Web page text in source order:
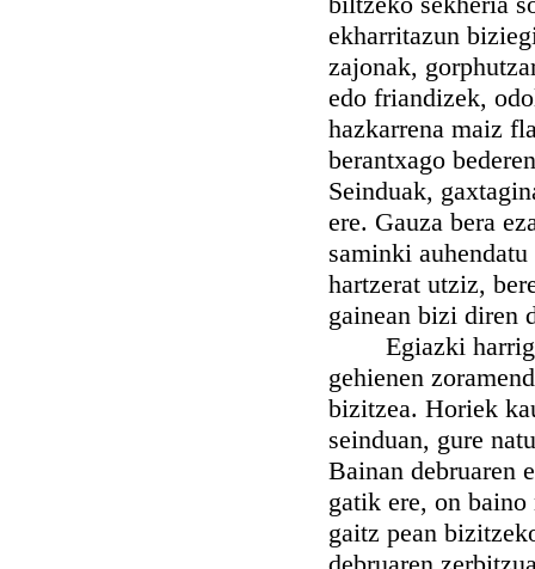
ekharritazun
zajonak,
edo friandizek,
hazkarrena maiz
berantxago
Seinduak,
ere. Gauza bera
saminki
hartzerat utziz,
gainean bizi diren
Egiazki
gehienen
bizitzea. Horiek
seinduan, gure
Bainan debruaren
gatik ere, on
gaitz pean